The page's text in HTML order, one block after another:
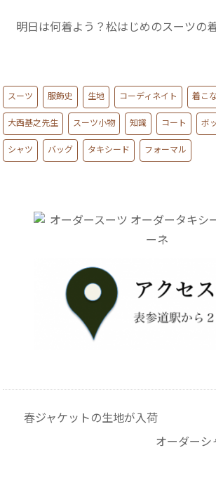
明日は何着よう？松はじめのスーツの
スーツ 服飾史 生地 コーディネイト 着こ
大西基之先生 スーツ小物 知識 コート ボ
シャツ バッグ タキシード フォーマル
春ジャケットの生地が入荷
オーダーシ